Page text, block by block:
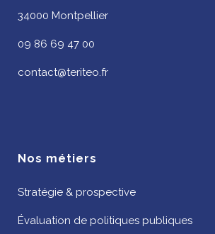
34000 Montpellier
09 86 69 47 00
contact@teriteo.fr
Nos métiers
Stratégie & prospective
Évaluation de politiques publiques